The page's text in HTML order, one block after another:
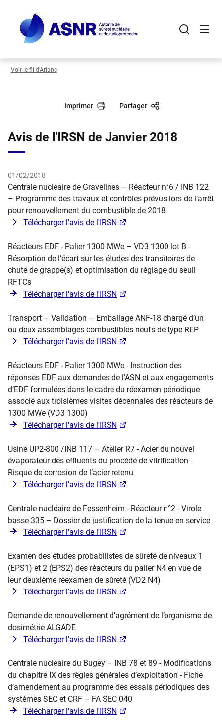
contenu
principal
Voir le fil d’Ariane
Imprimer Partager
Avis de l'IRSN de Janvier 2018
01/02/2018
Centrale nucléaire de Gravelines – Réacteur n°6 / INB 122
– Programme des travaux et contrôles prévus lors de l’arrêt
pour renouvellement du combustible de 2018
Télécharger l'avis de l'​IRSN
Réacteurs EDF - Palier 1300 MWe – VD3 1300 lot B -
Résorption de l’écart sur les études des transitoires de
chute de grappe(s) et optimisation du réglage du seuil
RFTCs
Télécharger l'avis de l'IRSN
Transport – Validation – Emballage ANF-18 chargé d’un
ou deux assemblages combustibles neufs de type REP
Télécharger l'avis de l'IRSN
Réacteurs EDF - Palier 1300 MWe - Instruction des
réponses EDF aux demandes de l’ASN et aux engagements
d’EDF formulées dans le cadre du réexamen périodique
associé aux troisièmes visites décennales des réacteurs de
1300 MWe (VD3 1300)
Télécharger l'avis de l'IRSN
Usine UP2-800 /INB 117 – Atelier R7 - Acier du nouvel
évaporateur des effluents du procédé de vitrification -
Risque de corrosion de l’acier retenu
Télécharger l'avis de l'IRSN
Centrale nucléaire de Fessenheim - Réacteur n°2 - Virole
basse 335 – Dossier de justification de la tenue en service
Télécharger l'avis de l'IRSN
Examen des études probabilistes de sûreté de niveaux 1
(EPS1) et 2 (EPS2) des réacteurs du palier N4 en vue de
leur deuxième réexamen de sûreté (VD2 N4)
Télécharger l'avis de l'IRSN
Demande de renouvellement d’agrément de l’organisme de
dosimétrie ALGADE
Télécharger l'avis de l'IRSN
Centrale nucléaire du Bugey – INB 78 et 89 - Modifications
du chapitre IX des règles générales d’exploitation - Fiche
d’amendement au programme des essais périodiques des
systèmes SEC et CRF – FA SEC 040
Télécharger l'avis de l'IRSN